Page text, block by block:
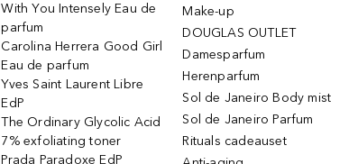
With You Intensely Eau de
parfum
Carolina Herrera Good Girl
Eau de parfum
Yves Saint Laurent Libre
EdP
The Ordinary Glycolic Acid
7% exfoliating toner
Prada Paradoxe EdP
Make-up
DOUGLAS OUTLET
Damesparfum
Herenparfum
Sol de Janeiro Body mist
Sol de Janeiro Parfum
Rituals cadeauset